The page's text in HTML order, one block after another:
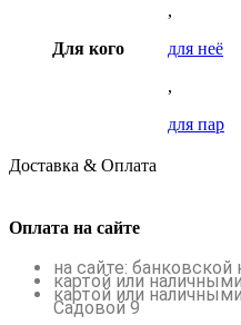
Для кого
,
для неё
,
для пар
Доставка & Оплата
Оплата на сайте
на сайте: банковской
картой или
картой или
Садовой 9